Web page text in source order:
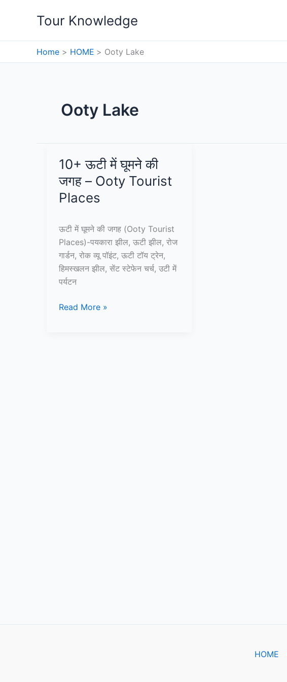
Tour Knowledge
Home HOME Ooty Lake
Ooty Lake
10+ ऊटी में घूमने की
जगह – Ooty Tourist
Places
ऊटी में घूमने की जगह (Ooty Tourist
Places)-पयकारा झील, ऊटी झील, रोज
गार्डन, रोक व्यू पॉइंट, ऊटी टॉय ट्रेन,
हिमस्खलन झील, सेंट स्टेफेन चर्च, उटी में
पर्यटन
10+
Read More »
HOME